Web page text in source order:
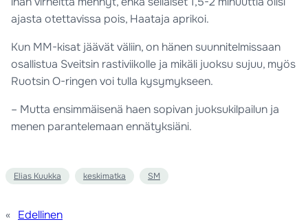
ajasta otettavissa pois, Haataja aprikoi.
Kun MM-kisat jäävät väliin, on hänen suunnitelmissaan
osallistua Sveitsin rastiviikolle ja mikäli juoksu sujuu, myös
Ruotsin O-ringen voi tulla kysymykseen.
– Mutta ensimmäisenä haen sopivan juoksukilpailun ja
menen parantelemaan ennätyksiäni.
Elias Kuukka keskimatka SM
« Edellinen